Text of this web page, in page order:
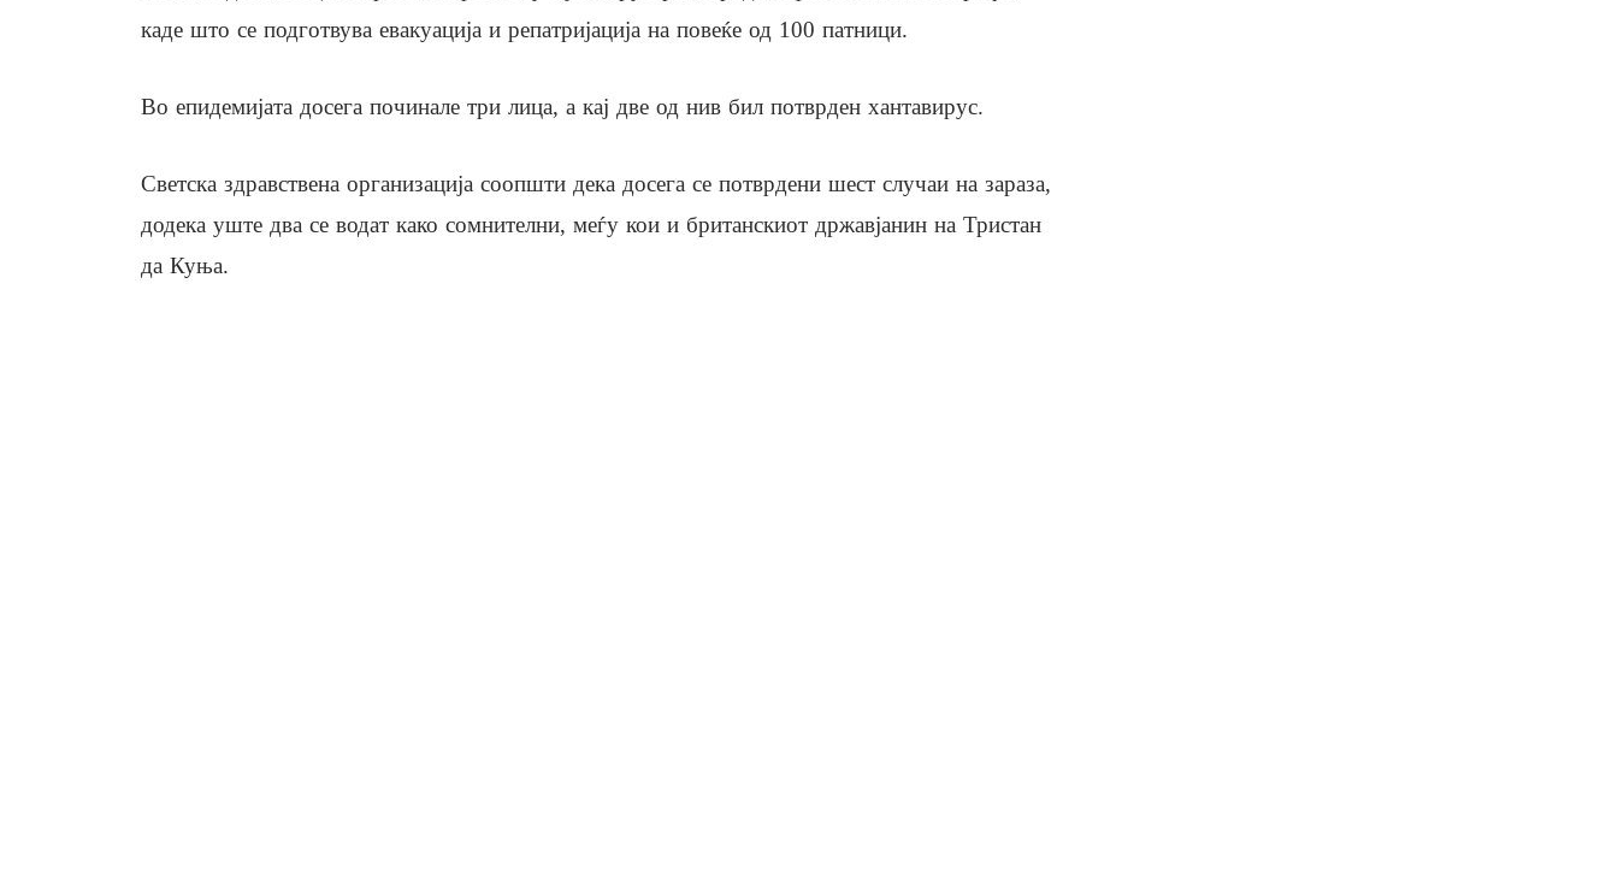
каде што се подготвува евакуација и репатријација на повеќе од 100 патници.
Во епидемијата досега починале три лица, а кај две од нив бил потврден хантавирус.
Светска здравствена организација соопшти дека досега се потврдени шест случаи на зараза,
додека уште два се водат како сомнителни, меѓу кои и британскиот државјанин на Тристан
да Куња.